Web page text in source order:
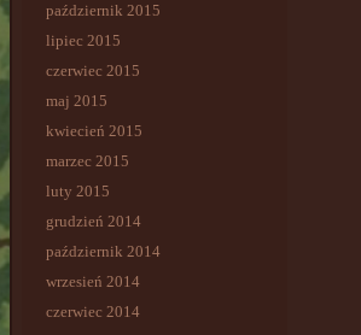
październik 2015
lipiec 2015
czerwiec 2015
maj 2015
kwiecień 2015
marzec 2015
luty 2015
grudzień 2014
październik 2014
wrzesień 2014
czerwiec 2014